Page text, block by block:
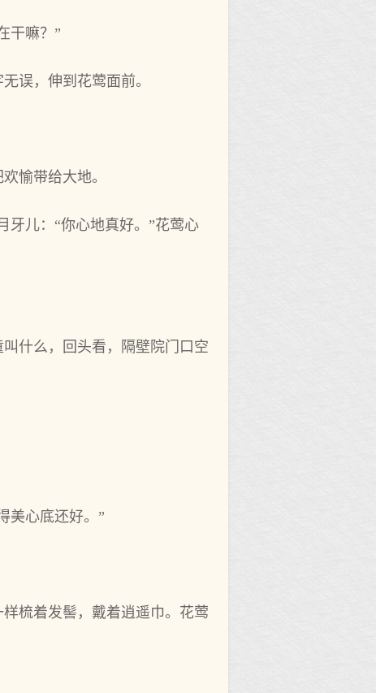
干嘛？”
误，伸到花莺面前。
愉带给大地。
牙儿：“你心地真好。”花莺心
什么，回头看，隔壁院门口空
美心底还好。”
梳着发髻，戴着逍遥巾。花莺